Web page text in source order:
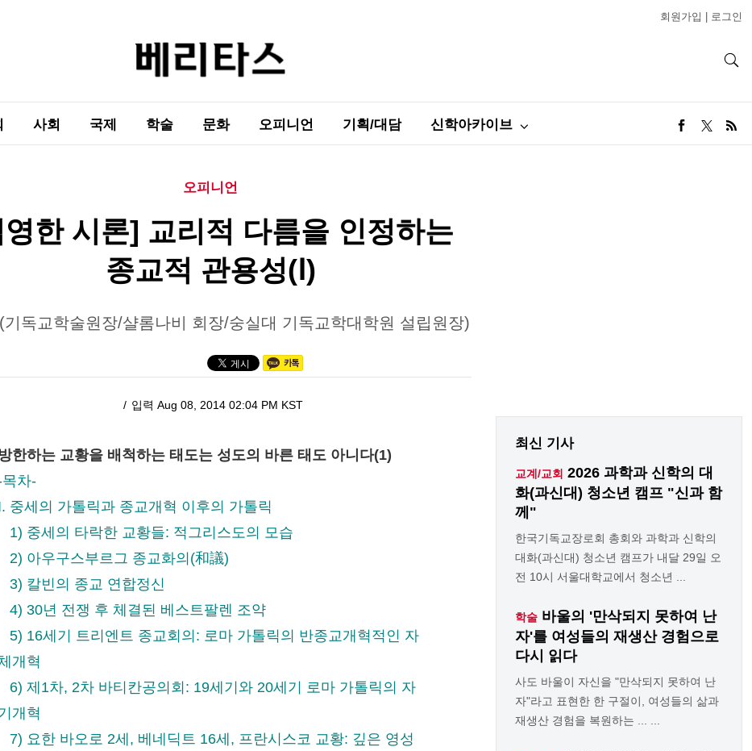
회원가입 로그인
사회 국제 학술 문화 오피니언 기획/대담 신학아카이브
오피니언
한 시론] 교리적 다름을 인정하는
종교적 관용성(Ⅰ)
기독교학술원장/샬롬나비 회장/숭실대 기독교학대학원 설립원장)
입력 Aug 08, 2014 02:04 PM KST
방한하는 교황을 배척하는 태도는 성도의 바른 태도 아니다(1)
목차-
중세의 가톨릭과 종교개혁 이후의 가톨릭
1) 중세의 타락한 교황들: 적그리스도의 모습
2) 아우구스부르그 종교화의(和議)
3) 칼빈의 종교 연합정신
4) 30년 전쟁 후 체결된 베스트팔렌 조약
5) 16세기 트리엔트 종교회의: 로마 가톨릭의 반종교개혁적인 자
개혁
6) 제1차, 2차 바티칸공의회: 19세기와 20세기 로마 가톨릭의 자
개혁
7) 요한 바오로 2세, 베네딕트 16세, 프란시스코 교황: 깊은 영성
최신 기사
교계/교회 2026 과학과 신학의 대
화(과신대) 청소년 캠프 "신과 함
께"
한국기독교장로회 총회와 과학과 신학의
대화(과신대) 청소년 캠프가 내달 29일 오
전 10시 서울대학교에서 청소년 ...
학술 바울의 '만삭되지 못하여 난
자'를 여성들의 재생산 경험으로
다시 읽다
사도 바울이 자신을 "만삭되지 못하여 난
자"라고 표현한 한 구절이, 여성들의 삶과
재생산 경험을 복원하는 ... ...